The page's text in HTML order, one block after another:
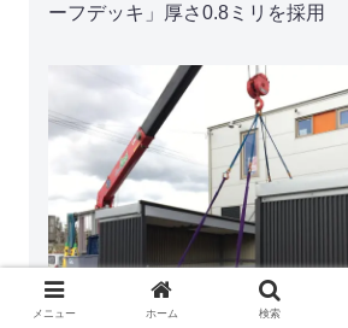
ーフデッキ」厚さ0.8ミリを採用
メニュー ホーム 検索